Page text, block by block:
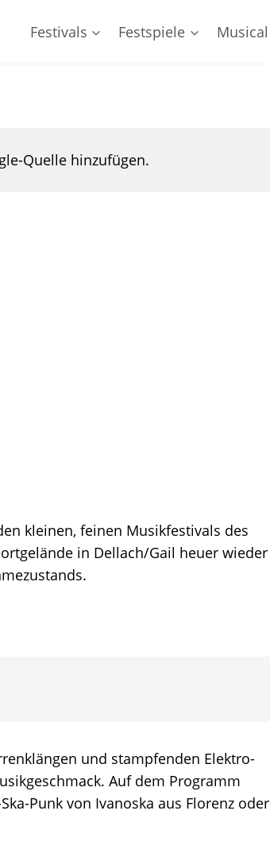
Festivals Festspiele Musical
Quelle hinzufügen.
kleinen, feinen Musikfestivals des
in Dellach/Gail heuer wieder
und stampfenden Elektro-
Auf dem Programm
Punk von Ivanoska aus Florenz oder